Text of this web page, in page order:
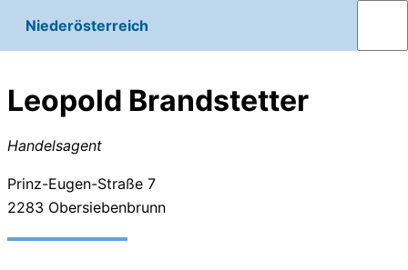
Niederösterreich
Leopold Brandstetter
Handelsagent
Prinz-Eugen-Straße 7
2283 Obersiebenbrunn